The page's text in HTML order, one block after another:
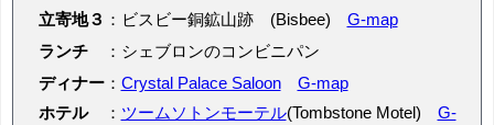
立寄地３ ：ビスビー銅鉱山跡 (Bisbee) G-map
ランチ：シェブロンのコンビニパン
ディナー： Crystal Palace Saloon
G-map
ホテル
： ツームソトンモーテル(Tombstone Motel) G-